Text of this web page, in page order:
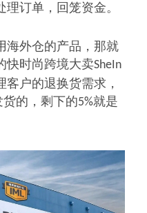
订单，回笼资金。
海外仓的产品，那就
快时尚跨境大卖SheIn
户的退换货需求，
的，剩下的5%就是